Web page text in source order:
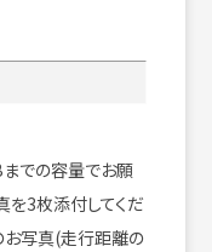
での容量でお願
を3枚添付してくだ
お写真(走行距離の